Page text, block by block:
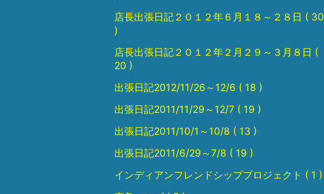
店長出張日記２０１２年６月１８～２８日 ( 30
)
店長出張日記２０１２年２月２９～３月８日 (
20 )
出張日記2012/11/26～12/6 ( 18 )
出張日記2011/11/29～12/7 ( 19 )
出張日記2011/10/1～10/8 ( 13 )
出張日記2011/6/29～7/8 ( 19 )
インディアンフレンドシッププロジェクト ( 1 )